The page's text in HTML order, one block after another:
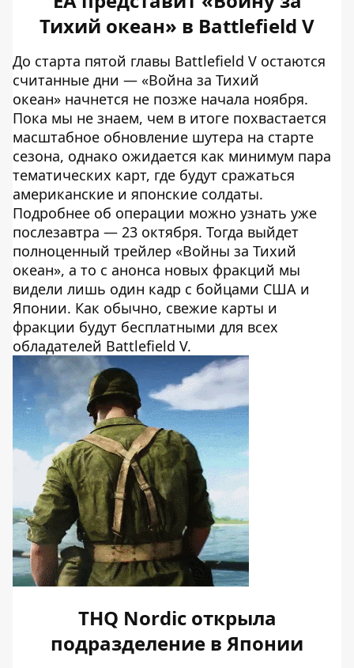
Тихий океан» в Battlefield V
До старта пятой главы Battlefield V остаются
считанные дни — «Война за Тихий
океан» начнется не позже начала ноября.
Пока мы не знаем, чем в итоге похвастается
масштабное обновление шутера на старте
сезона, однако ожидается как минимум пара
тематических карт, где будут сражаться
американские и японские солдаты.
Подробнее об операции можно узнать уже
послезавтра — 23 октября. Тогда выйдет
полноценный трейлер «Войны за Тихий
океан», а то с анонса новых фракций мы
видели лишь один кадр с бойцами США и
Японии. Как обычно, свежие карты и
фракции будут бесплатными для всех
обладателей Battlefield V.
THQ Nordic открыла
подразделение в Японии